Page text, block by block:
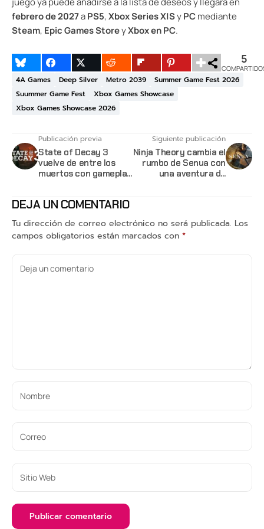
febrero de 2027aPS5,Xbox Series X|SyPCmediante
Steam, Epic Games StoreyXbox en PC.
5
4A Games Deep Silver Metro 2039
Summer Game Fest 2026
Suummer Game Fest
Xbox Games Showcase
Xbox Games Showcase 2026
Publicación previa
State of Decay 3
vuelve de entre los
muertos con gameplay
Siguiente publicación
Ninja Theory cambia el
rumbo de Senua con
una aventura de
DEJA UN COMENTARIO
Tu dirección de correo electrónico no será publicada. Los
campos obligatorios están marcados con *